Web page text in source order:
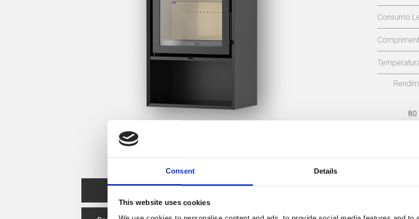
Consent Details
This website uses cookies
Consumo
80